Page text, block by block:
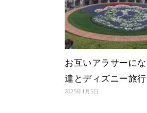
お互いアラサーに
達とディズニー旅行
2025年1月5日